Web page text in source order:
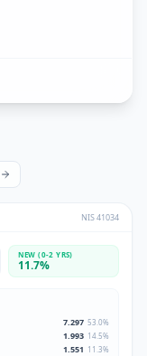
NIS41034
NEW (0-2 YRS)
11.7%
7.297 53.0%
1.993 14.5%
1.551 11.3%